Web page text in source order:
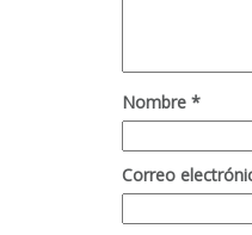
Nombre *
Correo